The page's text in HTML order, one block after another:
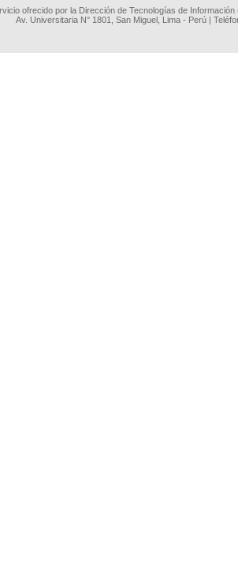
ofrecido por la Dirección de Tecnologías de
Av. Universitaria N° 1801, San Miguel, Lima - Perú |